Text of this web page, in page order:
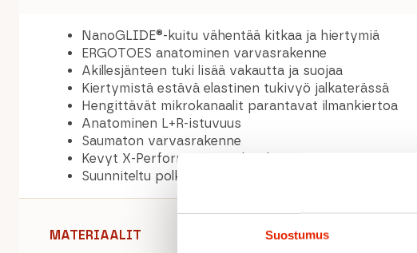
Suostumus
NanoGLIDE®-kuitu vähentää kitkaa ja hiertymiä
ERGOTOES anatominen varvasrakenne
Akillesjänteen tuki lisää vakautta ja suojaa
Kiertymistä estävä elastinen tukivyö jalkaterässä
Hengittävät mikrokanaalit parantavat ilmankiertoa
Anatominen L+R-istuvuus
Saumaton varvasrakenne
Kevyt X-Performance trail -rakenne
Suunniteltu polkujuoksuun ja pitkäkestoiseen käyttöön
MATERIAALIT